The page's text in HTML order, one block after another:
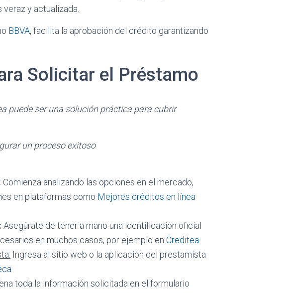
y actualizada.
BBVA, facilita la aprobación del crédito garantizando
Solicitar el Préstamo
puede ser una solución práctica para cubrir
un proceso exitoso
Comienza analizando las opciones en el mercado,
en plataformas como Mejores créditos en línea
Asegúrate de tener a mano una identificación oficial
en muchos casos, por ejemplo en Creditea
Ingresa al sitio web o la aplicación del prestamista
toda la información solicitada en el formulario